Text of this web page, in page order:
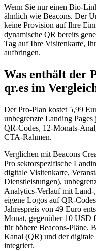
Wenn Sie nur einen Bio-
ähnlich wie Beacons. Der
keine Provision auf Ihre
dynamische QR bereits
Tag auf Ihre Visitenkarte,
aufbringen.
Was enthält der
qr.es im
Der Pro-Plan kostet 5,99
unbegrenzte Landing
QR-Codes, 12-Monats-
CTA-Rahmen.
Verglichen mit Beacons
Pro sektorspezifische
digitale Visitenkarte,
Dienstleistungen),
Analytics-Verlauf mit
eigene Logos auf QR-
Jahrespreis von 49 Euro
Monat, gegenüber 10 USD
für höhere Beacons-Pläne.
Kanal (QR) und der
integriert.